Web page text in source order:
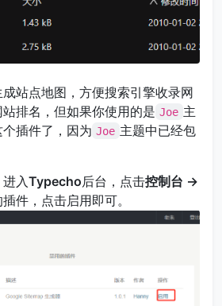
站点地图，方便搜索引擎收录网
排名，但如果你使用的是 Joe 主
插件了，因为 Joe 主题中已经包
入Typecho后台，点击控制台 ->
件，点击启用即可。